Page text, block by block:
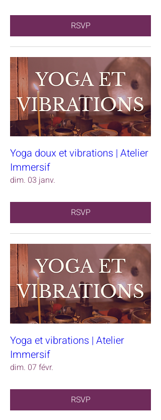
RSVP
Yoga doux et vibrations | Atelier
Immersif
dim. 03 janv.
RSVP
Yoga et vibrations | Atelier
Immersif
dim. 07 févr.
RSVP